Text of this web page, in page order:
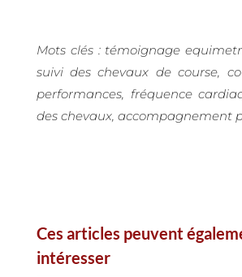
Mots clés : témoignage
suivi des chevaux de course,
performances, fréquence
des chevaux, accompagnement
Ces articles peuvent
intéresser